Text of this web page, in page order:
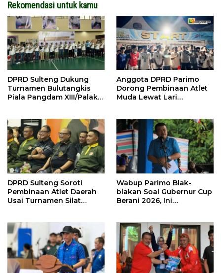
Rekomendasi untuk kamu
DPRD Sulteng Dukung
Turnamen Bulutangkis
Piala Pangdam XIII/Palaka
Anggota DPRD Parimo
Dorong Pembinaan Atlet
Muda Lewat Lari
DPRD Sulteng Soroti
Pembinaan Atlet Daerah
Usai Turnamen Silat
Wabup Parimo Blak-
blakan Soal Gubernur Cup
Berani 2026, Ini